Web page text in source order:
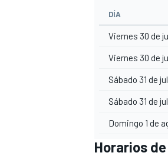
DÍA
Viernes 30 de
Viernes 30 de
Sábado 31 de
Sábado 31 de
Domingo 1 de
Horarios